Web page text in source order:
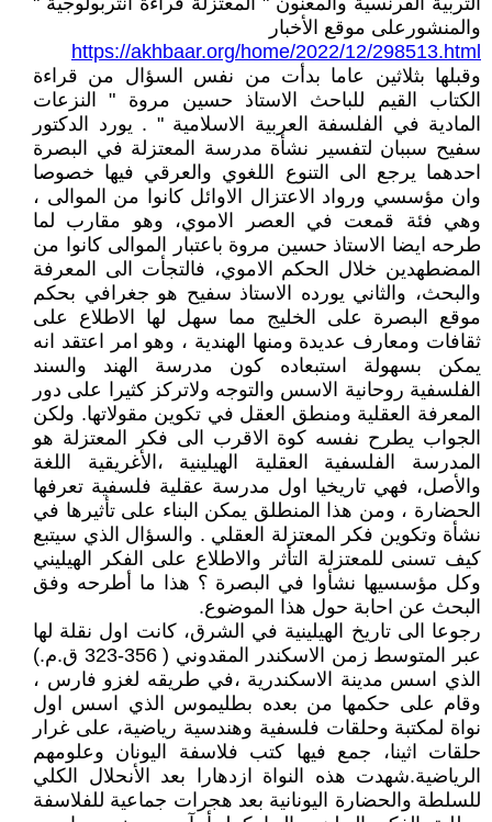
والمنشورعلى موقع الأخبار
https://akhbaar.org/home/2022/12/298513.html
وقبلها بثلاثين عاما بدأت من نفس السؤال من قراءة
الكتاب القيم للباحث الاستاذ حسين مروة " النزعات
المادية في الفلسفة العربية الاسلامية " . يورد الدكتور
سفيح سببان لتفسير نشأة مدرسة المعتزلة في البصرة
احدهما يرجع الى التنوع اللغوي والعرقي فيها خصوصا
وان مؤسسي ورواد الاعتزال الاوائل كانوا من الموالى ،
وهي فئة قمعت في العصر الاموي، وهو مقارب لما
طرحه ايضا الاستاذ حسين مروة باعتبار الموالى كانوا من
المضطهدين خلال الحكم الاموي، فالتجأت الى المعرفة
والبحث، والثاني يورده الاستاذ سفيح هو جغرافي بحكم
موقع البصرة على الخليج مما سهل لها الاطلاع على
ثقافات ومعارف عديدة ومنها الهندية ، وهو امر اعتقد انه
يمكن بسهولة استبعاده كون مدرسة الهند والسند
الفلسفية روحانية الاسس والتوجه ولاتركز كثيرا على دور
المعرفة العقلية ومنطق العقل في تكوين مقولاتها. ولكن
الجواب يطرح نفسه كوة الاقرب الى فكر المعتزلة هو
المدرسة الفلسفية العقلية الهيلينية ،الأغريقية اللغة
والأصل، فهي تاريخيا اول مدرسة عقلية فلسفية تعرفها
الحضارة ، ومن هذا المنطلق يمكن البناء على تأثيرها في
نشأة وتكوين فكر المعتزلة العقلي . والسؤال الذي سيتبع
كيف تسنى للمعتزلة التأثر والاطلاع على الفكر الهيليني
وكل مؤسسيها نشأوا في البصرة ؟ هذا ما أطرحه وفق
البحث عن احابة حول هذا الموضوع.
رجوعا الى تاريخ الهيلينية في الشرق، كانت اول نقلة لها
عبر المتوسط زمن الاسكندر المقدوني ( 356-323 ق.م.)
الذي اسس مدينة الاسكندرية ،في طريقه لغزو فارس ،
وقام على حكمها من بعده بطليموس الذي اسس اول
نواة لمكتبة وحلقات فلسفية وهندسية رياضية، على غرار
حلقات اثينا، جمع فيها كتب فلاسفة اليونان وعلومهم
الرياضية.شهدت هذه النواة ازدهارا بعد الأنحلال الكلي
للسلطة والحضارة اليونانية بعد هجرات جماعية للفلاسفة